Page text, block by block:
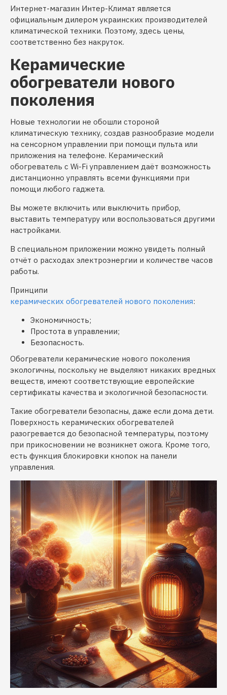
Интернет-магазин Интер-Климат является
официальным дилером украинских производителей
климатической техники. Поэтому, здесь цены,
соответственно без накруток.
Керамические
обогреватели нового
поколения
Новые технологии не обошли стороной
климатическую технику, создав разнообразие модели
на сенсорном управлении при помощи пульта или
приложения на телефоне. Керамический
обогреватель с Wi-Fi управлением даёт возможность
дистанционно управлять всеми функциями при
помощи любого гаджета.
Вы можете включить или выключить прибор,
выставить температуру или воспользоваться другими
настройками.
В специальном приложении можно увидеть полный
отчёт о расходах электроэнергии и количестве часов
работы.
Принципи
керамических обогревателей нового поколения:
Экономичность;
Простота в управлении;
Безопасность.
Обогреватели керамические нового поколения
экологичны, поскольку не выделяют никаких вредных
веществ, имеют соответствующие европейские
сертификаты качества и экологичной безопасности.
Такие обогреватели безопасны, даже если дома дети.
Поверхность керамических обогревателей
разогревается до безопасной температуры, поэтому
при прикосновении не возникнет ожога. Кроме того,
есть функция блокировки кнопок на панели
управления.